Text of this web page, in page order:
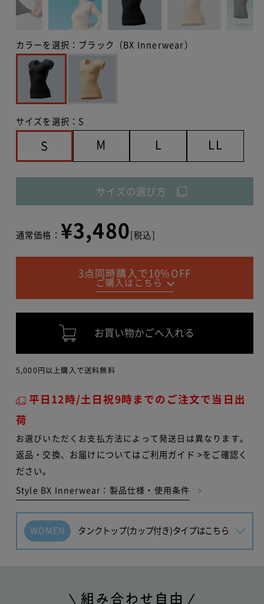
カラーを選択： ブラック（BX Innerwear）
サイズを選択： S
S M
サイズの選び方
通常価格： ¥3,480 [税込]
3点同時購入で10%OFF
ご購入はこちら
お買い物かごへ入れる
5,000円以上購入で送料無料
平日12時/土日祝9時までのご注文で当日出
荷
お選びいただくお支払方法によって発送日は異なります。
返品・交換、お届けについては ご利用ガイド >をご確認く
ださい。
Style BX Innerwear：製品仕様・使用条件
WOMEN タンクトップ(カップ付き)タイプはこちら